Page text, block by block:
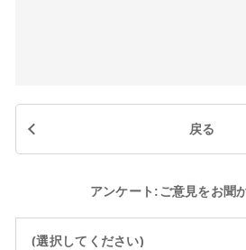
戻る
アンケート:ご意見をお聞
(選択してください)